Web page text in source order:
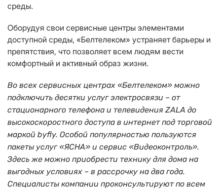
среды.
Оборудуя свои сервисные центры элементами
доступной среды, «Белтелеком» устраняет барьеры и
препятствия, что позволяет всем людям вести
комфортный и активный образ жизни.
Во всех сервисных центрах «Белтелеком» можно
подключить десятки услуг электросвязи – от
стационарного телефона и телевидения ZALA до
высокоскоростного доступа в интернет под торговой
маркой byfly. Особой популярностью пользуются
пакеты услуг «ЯСНА» и сервис «Видеоконтроль».
Здесь же можно приобрести технику для дома на
выгодных условиях – в рассрочку на два года.
Специалисты компании проконсультируют по всем